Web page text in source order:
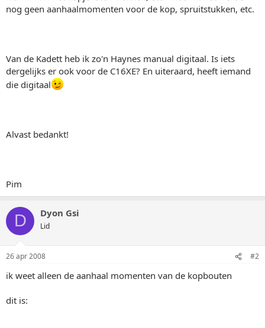
nog geen aanhaalmomenten voor de kop, spruitstukken, etc.
Van de Kadett heb ik zo'n Haynes manual digitaal. Is iets
dergelijks er ook voor de C16XE? En uiteraard, heeft iemand
die digitaal
Alvast bedankt!
Pim
D Dyon Gsi
Lid
26 apr 2008 #2
ik weet alleen de aanhaal momenten van de kopbouten
dit is: